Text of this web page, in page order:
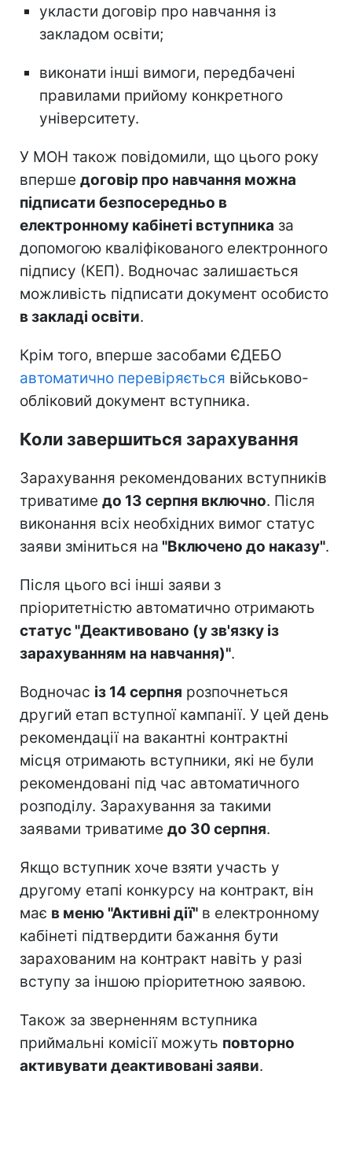
укласти договір про навчання із
закладом освіти;
виконати інші вимоги, передбачені
правилами прийому конкретного
університету.
У МОН також повідомили, що цього року
вперше договір про навчання можна
підписати безпосередньо в
електронному кабінеті вступника за
допомогою кваліфікованого електронного
підпису (КЕП). Водночас залишається
можливість підписати документ особисто
в закладі освіти.
Крім того, вперше засобами ЄДЕБО
автоматично перевіряється військово-
обліковий документ вступника.
Коли завершиться зарахування
Зарахування рекомендованих вступників
триватиме до 13 серпня включно. Після
виконання всіх необхідних вимог статус
заяви зміниться на "Включено до наказу".
Після цього всі інші заяви з
пріоритетністю автоматично отримають
статус "Деактивовано (у зв'язку із
зарахуванням на навчання)".
Водночас із 14 серпня розпочнеться
другий етап вступної кампанії. У цей день
рекомендації на вакантні контрактні
місця отримають вступники, які не були
рекомендовані під час автоматичного
розподілу. Зарахування за такими
заявами триватиме до 30 серпня.
Якщо вступник хоче взяти участь у
другому етапі конкурсу на контракт, він
має в меню "Активні дії" в електронному
кабінеті підтвердити бажання бути
зарахованим на контракт навіть у разі
вступу за іншою пріоритетною заявою.
Також за зверненням вступника
приймальні комісії можуть повторно
активувати деактивовані заяви.